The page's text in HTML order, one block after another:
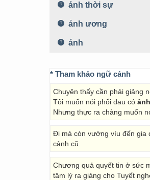
ảnh thời sự
ảnh ương
ánh
* Tham khảo ngữ cảnh
Chuyên thấy cần phải giảng
Tôi muốn nói phổi đau có
Nhưng thực ra chàng muốn
Đi mà còn vướng víu đến gia
cảnh cũ.
Chương quả quyết tin ở sức
tâm lý ra giảng cho Tuyết